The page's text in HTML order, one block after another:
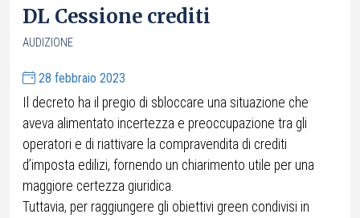
DL Cessione crediti
AUDIZIONE
28 febbraio 2023
Il decreto ha il pregio di sbloccare una situazione che
aveva alimentato incertezza e preoccupazione tra gli
operatori e di riattivare la compravendita di crediti
d’imposta edilizi, fornendo un chiarimento utile per una
maggiore certezza giuridica.
Tuttavia, per raggiungere gli obiettivi green condivisi in